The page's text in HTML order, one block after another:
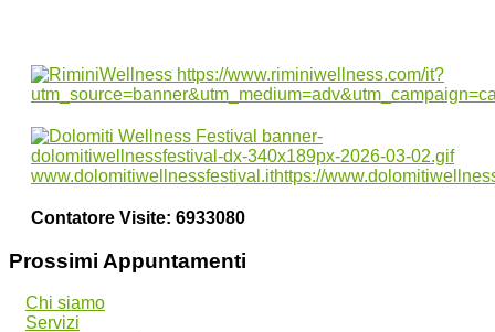
Contatore Visite: 6933080
Prossimi Appuntamenti
Chi siamo
Servizi